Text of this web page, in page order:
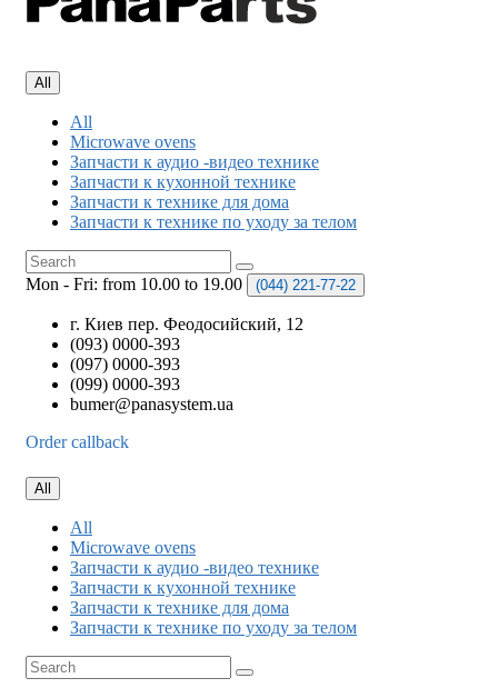
All
All
Microwave ovens
Запчасти к аудио -видео технике
Запчасти к кухонной технике
Запчасти к технике для дома
Запчасти к технике по уходу за телом
Mon - Fri: from 10.00 to 19.00 (044) 221-77-22
г. Киев пер. Феодосийский, 12
(093) 0000-393
(097) 0000-393
(099) 0000-393
bumer@panasystem.ua
Order callback
All
All
Microwave ovens
Запчасти к аудио -видео технике
Запчасти к кухонной технике
Запчасти к технике для дома
Запчасти к технике по уходу за телом